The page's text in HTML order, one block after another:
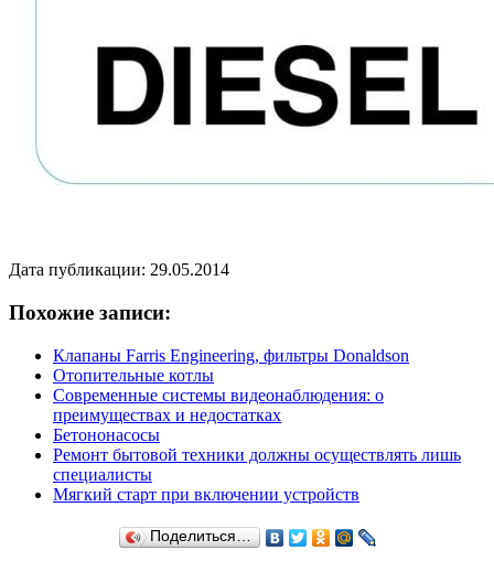
Дата публикации: 29.05.2014
Похожие записи:
Клапаны Farris Engineering, фильтры Donaldson
Отопительные котлы
Современные системы видеонаблюдения: о
преимуществах и недостатках
Бетононасосы
Ремонт бытовой техники должны осуществлять лишь
специалисты
Мягкий старт при включении устройств
Поделиться…